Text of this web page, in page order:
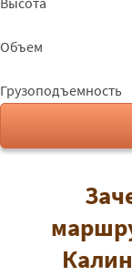
Объем
Грузоподъемность